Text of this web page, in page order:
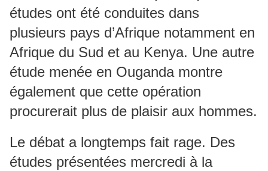
études ont été conduites dans
plusieurs pays d’Afrique notamment en
Afrique du Sud et au Kenya. Une autre
étude menée en Ouganda montre
également que cette opération
procurerait plus de plaisir aux hommes.
Le débat a longtemps fait rage. Des
études présentées mercredi à la